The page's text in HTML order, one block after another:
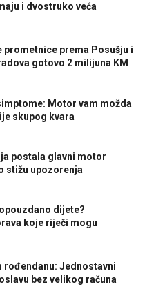
i dvostruko veća
prometnice prema Posušju i
gotovo 2 milijuna KM
Motor vam možda
skupog kvara
postala glavni motor
stižu upozorenja
dijete?
koje riječi mogu
rođendanu: Jednostavni
bez velikog računa